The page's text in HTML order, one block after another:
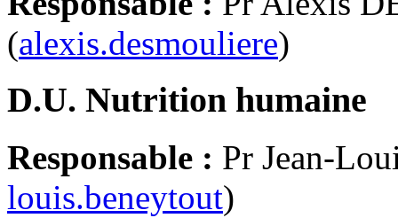
(alexis.desmouliere)
D.U. Nutrition humaine
Responsable : Pr Jean-
louis.beneytout)